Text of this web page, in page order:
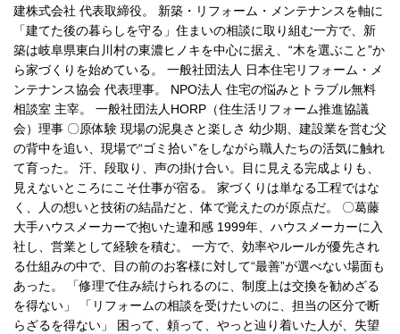
建株式会社 代表取締役。 新築・リフォーム・メンテナンスを軸に
「建てた後の暮らしを守る」住まいの相談に取り組む一方で、新
築は岐阜県東白川村の東濃ヒノキを中心に据え、“木を選ぶこと”か
ら家づくりを始めている。 一般社団法人 日本住宅リフォーム・メ
ンテナンス協会 代表理事。 NPO法人 住宅の悩みとトラブル無料
相談室 主宰。 一般社団法人HORP（住生活リフォーム推進協議
会）理事 〇原体験 現場の泥臭さと楽しさ 幼少期、建設業を営む父
の背中を追い、現場で“ゴミ拾い”をしながら職人たちの活気に触れ
て育った。 汗、段取り、声の掛け合い。目に見える完成よりも、
見えないところにこそ仕事が宿る。 家づくりは単なる工程ではな
く、人の想いと技術の結晶だと、体で覚えたのが原点だ。 〇葛藤
大手ハウスメーカーで抱いた違和感 1999年、ハウスメーカーに入
社し、営業として経験を積む。 一方で、効率やルールが優先され
る仕組みの中で、目の前のお客様に対して“最善”が選べない場面も
あった。 「修理で住み続けられるのに、制度上は交換を勧めざる
を得ない」 「リフォームの相談を受けたいのに、担当の区分で断
らざるを得ない」 困って、頼って、やっと辿り着いた人が、失望